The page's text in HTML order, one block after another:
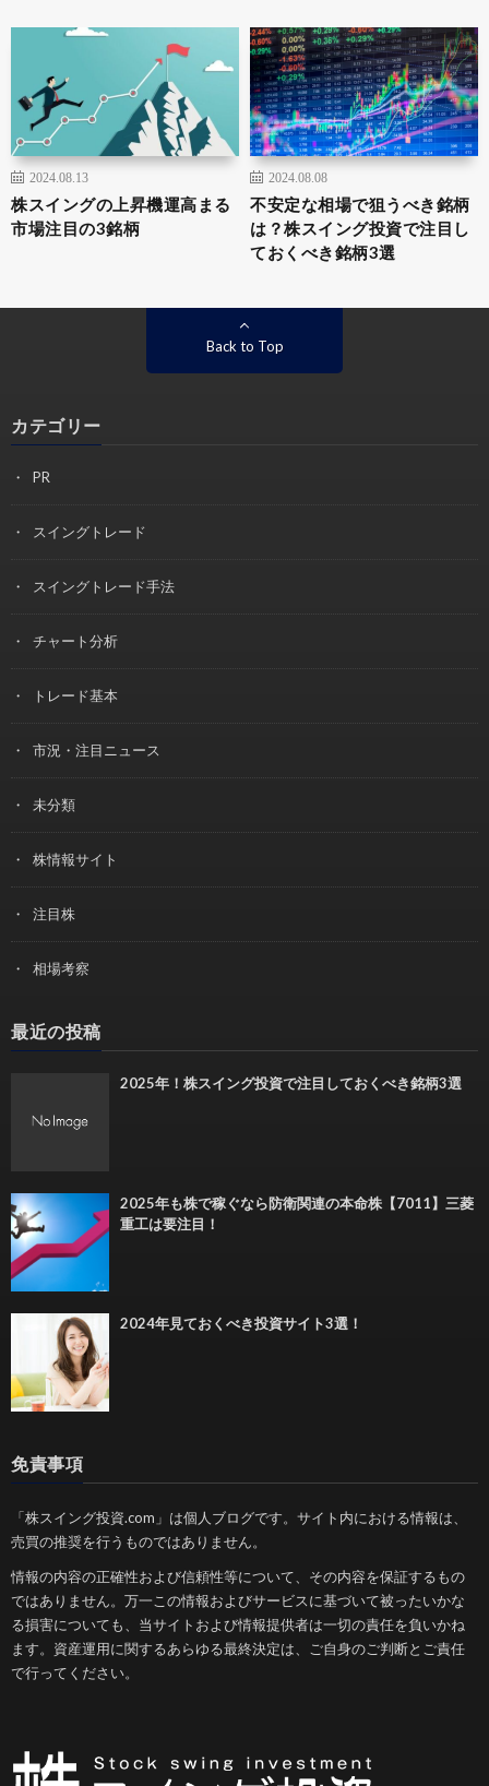
2024.08.13
株スイングの上昇機運高まる
市場注目の3銘柄
2024.08.08
不安定な相場で狙うべき銘柄
は？株スイング投資で注目し
ておくべき銘柄3選
Back to Top
カテゴリー
PR
スイングトレード
スイングトレード手法
チャート分析
トレード基本
市況・注目ニュース
未分類
株情報サイト
注目株
相場考察
最近の投稿
2025年！株スイング投資で注目しておくべき銘柄3選
2025年も株で稼ぐなら防衛関連の本命株【7011】三菱
重工は要注目！
2024年見ておくべき投資サイト3選！
免責事項
「株スイング投資.com」は個人ブログです。サイト内における情報は、
売買の推奨を行うものではありません。
情報の内容の正確性および信頼性等について、その内容を保証するもの
ではありません。万一この情報およびサービスに基づいて被ったいかな
る損害についても、当サイトおよび情報提供者は一切の責任を負いかね
ます。資産運用に関するあらゆる最終決定は、ご自身のご判断とご責任
で行ってください。